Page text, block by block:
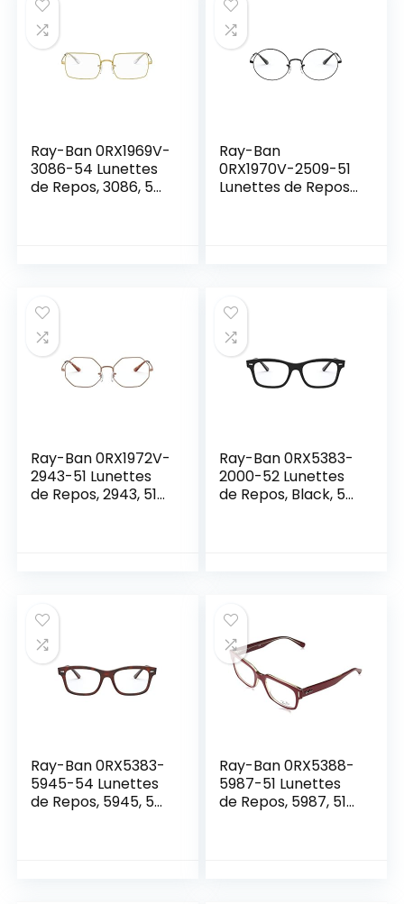
Ray-Ban 0RX1969V-
3086-54 Lunettes
de Repos, 3086, 54
Ray-Ban
0RX1970V-2509-51
Lunettes de Repos,
Ray-Ban 0RX1972V-
2943-51 Lunettes
de Repos, 2943, 51
Ray-Ban 0RX5383-
2000-52 Lunettes
de Repos, Black, 52
Ray-Ban 0RX5383-
5945-54 Lunettes
de Repos, 5945, 54
Ray-Ban 0RX5388-
5987-51 Lunettes
de Repos, 5987, 51